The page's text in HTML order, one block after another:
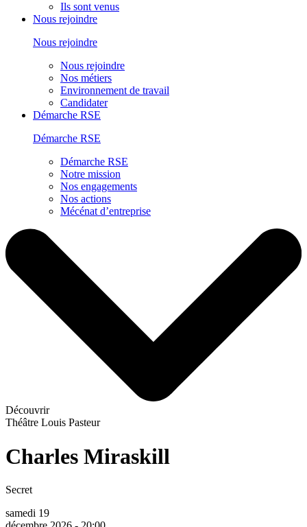
Ils sont venus
Nous rejoindre
Nous rejoindre
Nous rejoindre
Nos métiers
Environnement de travail
Candidater
Démarche RSE
Démarche RSE
Démarche RSE
Notre mission
Nos engagements
Nos actions
Mécénat d’entreprise
Découvrir
Théâtre Louis Pasteur
Charles Miraskill
Secret
samedi 19